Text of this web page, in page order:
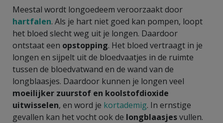
Meestal wordt longoedeem veroorzaakt door
hartfalen. Als je hart niet goed kan pompen, loopt
het bloed slecht weg uit je longen. Daardoor
ontstaat een opstopping. Het bloed vertraagt in je
longen en sijpelt uit de bloedvaatjes in de ruimte
tussen de bloedvatwand en de wand van de
longblaasjes. Daardoor kunnen je longen veel
moeilijker zuurstof en koolstofdioxide
uitwisselen, en word je kortademig. In ernstige
gevallen kan het vocht ook de longblaasjesvullen.